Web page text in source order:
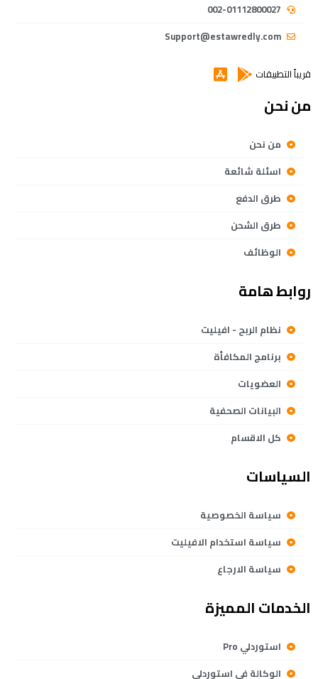
002-01112800027
Support@estawredly.com
قريباً التطبيقات
من نحن
من نحن
اسئلة شائعة
طرق الدفع
طرق الشحن
الوظائف
روابط هامة
نظام الربح - افيليت
برنامج المكافأة
العضويات
البيانات الصحفية
كل الاقسام
السياسات
سياسة الخصوصية
سياسة استخدام الافيليت
سياسة الارجاع
الخدمات المميزة
استوردلي Pro
الوكالة في استوردلي